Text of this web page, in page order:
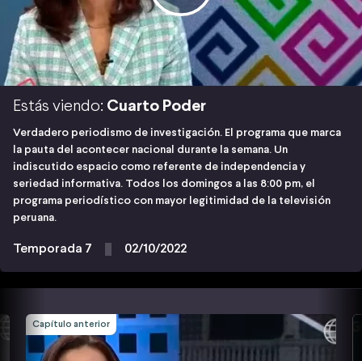
Estás viendo: Cuarto Poder
Verdadero periodismo de investigación. El programa que marca
la pauta del acontecer nacional durante la semana. Un
indiscutido espacio como referente de independencia y
seriedad informativa. Todos los domingos a las 8:00 pm, el
programa periodístico con mayor legitimidad de la televisión
peruana.
Temporada 7 02/10/2022
Capítulo anterior